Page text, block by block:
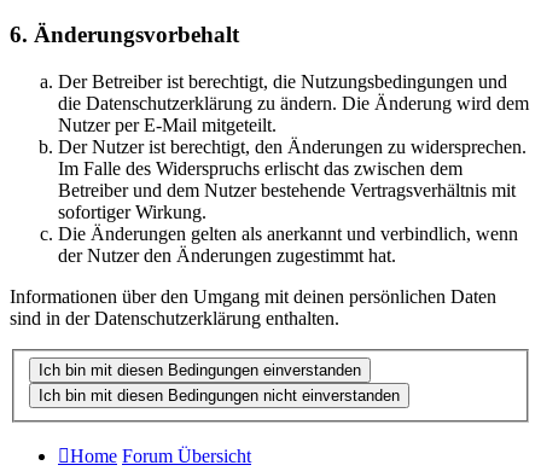
6. Änderungsvorbehalt
Der Betreiber ist berechtigt, die Nutzungsbedingungen und
die Datenschutzerklärung zu ändern. Die Änderung wird dem
Nutzer per E-Mail mitgeteilt.
Der Nutzer ist berechtigt, den Änderungen zu widersprechen.
Im Falle des Widerspruchs erlischt das zwischen dem
Betreiber und dem Nutzer bestehende Vertragsverhältnis mit
sofortiger Wirkung.
Die Änderungen gelten als anerkannt und verbindlich, wenn
der Nutzer den Änderungen zugestimmt hat.
Informationen über den Umgang mit deinen persönlichen Daten
sind in der Datenschutzerklärung enthalten.
Home Forum Übersicht